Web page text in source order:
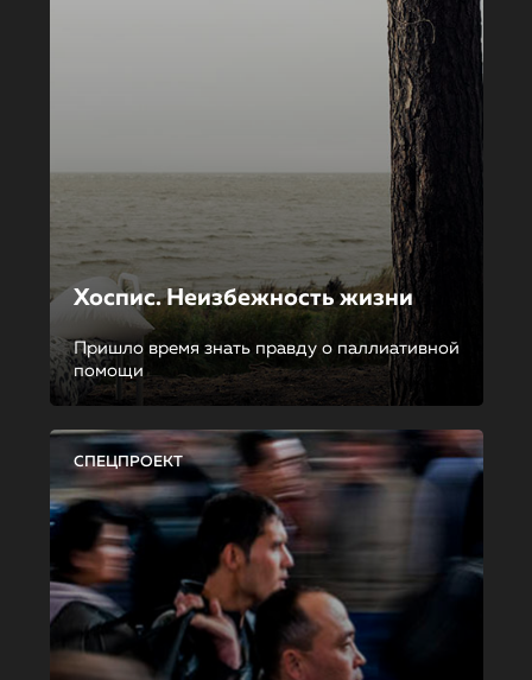
Хоспис. Неизбежность жизни
Пришло время знать правду о паллиативной
помощи
СПЕЦПРОЕКТ